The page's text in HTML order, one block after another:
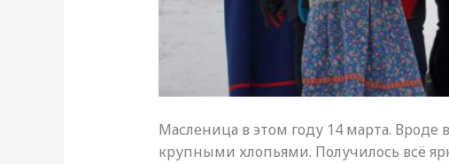
Масленица в этом году 14 марта.
крупными хлопьями. Получилось всё